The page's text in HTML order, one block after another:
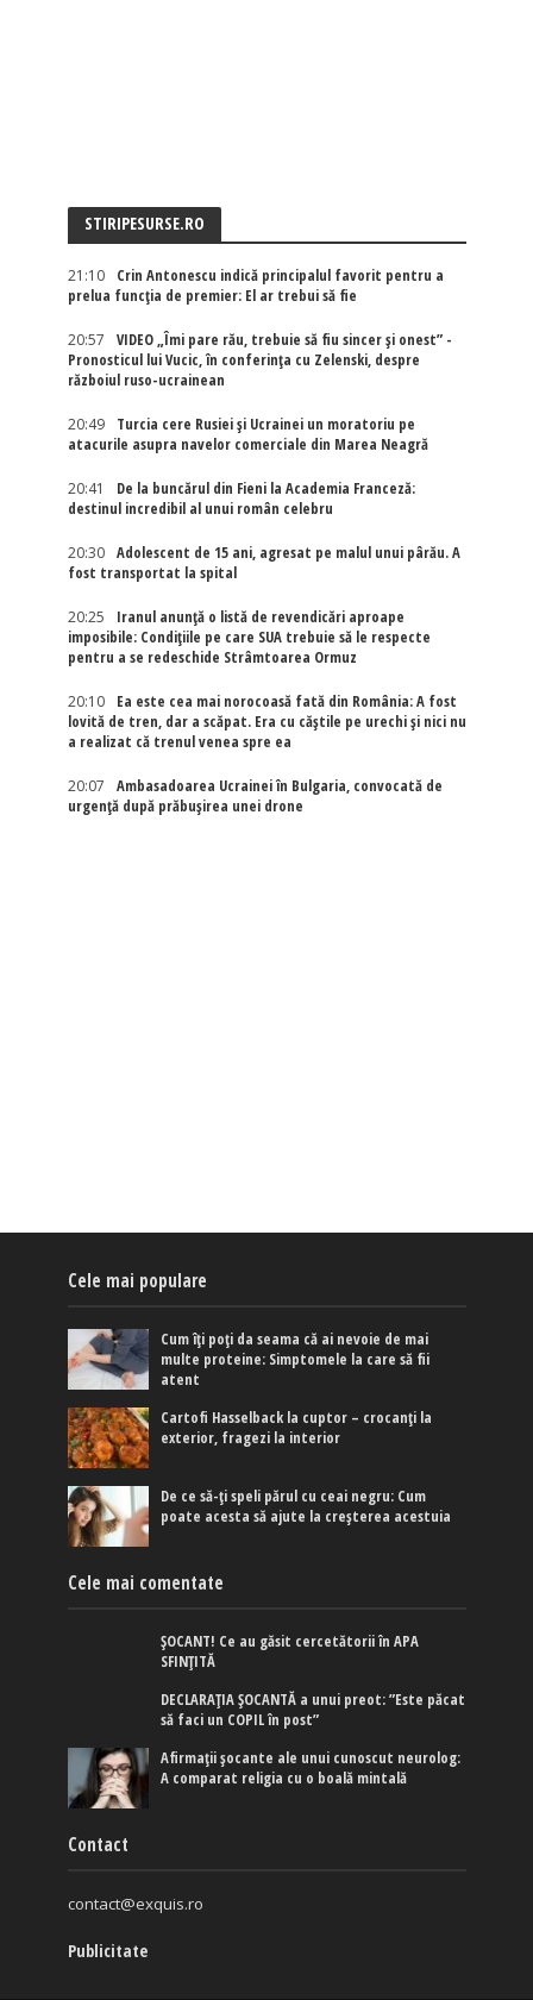
STIRIPESURSE.RO
21:10
Crin Antonescu indică principalul favorit pentru a
prelua funcția de premier: El ar trebui să fie
20:57
VIDEO „Îmi pare rău, trebuie să fiu sincer și onest” -
Pronosticul lui Vucic, în conferința cu Zelenski, despre
războiul ruso-ucrainean
20:49
Turcia cere Rusiei și Ucrainei un moratoriu pe
atacurile asupra navelor comerciale din Marea Neagră
20:41
De la buncărul din Fieni la Academia Franceză:
destinul incredibil al unui român celebru
20:30
Adolescent de 15 ani, agresat pe malul unui pârău. A
fost transportat la spital
20:25
Iranul anunță o listă de revendicări aproape
imposibile: Condițiile pe care SUA trebuie să le respecte
pentru a se redeschide Strâmtoarea Ormuz
20:10
Ea este cea mai norocoasă fată din România: A fost
lovită de tren, dar a scăpat. Era cu căștile pe urechi și nici nu
a realizat că trenul venea spre ea
20:07
Ambasadoarea Ucrainei în Bulgaria, convocată de
urgență după prăbușirea unei drone
Cele mai populare
Cum îți poți da seama că ai nevoie de mai
multe proteine: Simptomele la care să fii
atent
Cartofi Hasselback la cuptor – crocanți la
exterior, fragezi la interior
De ce să-ți speli părul cu ceai negru: Cum
poate acesta să ajute la creșterea acestuia
Cele mai comentate
ȘOCANT! Ce au găsit cercetătorii în APA
SFINȚITĂ
DECLARAȚIA ȘOCANTĂ a unui preot: ”Este păcat
să faci un COPIL în post”
Afirmaţii şocante ale unui cunoscut neurolog:
A comparat religia cu o boală mintală
Contact
contact@exquis.ro
Publicitate